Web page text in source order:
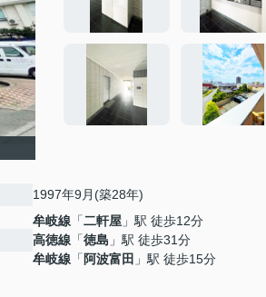
1997年9月(築28年)
牟岐線 「二軒屋 」駅 徒歩12分
高徳線 「徳島 」駅 徒歩31分
牟岐線 「 阿波富田 」駅 徒歩15分